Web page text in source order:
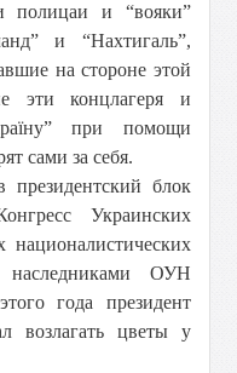
полицаи и “вояки”
и “Нахтигаль”,
на стороне этой
эти концлагеря и
при помощи
сами за себя.
блок
Украинских
наследниками ОУН
года президент
цветы у